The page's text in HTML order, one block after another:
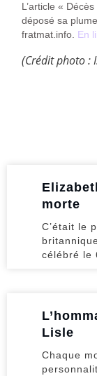
L’article «
déposé sa
fratmat.info. En
(Crédit photo :
morte
C’était le
célébré le
Lisle
Chaque